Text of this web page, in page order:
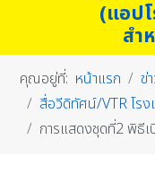
(แอปโ
สำ
คุณอยู่ที่: หน้าแรก
ข่
สื่อวีดิทัศน์/VTR โรง
การแสดงชุดที่2 พิธี